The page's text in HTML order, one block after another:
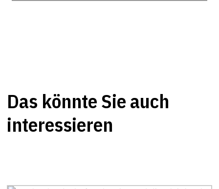
Das könnte Sie auch
interessieren